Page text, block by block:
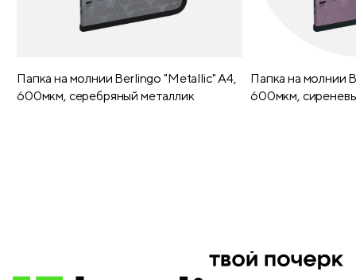
Папка на молнии Berlingo "Metallic" А4,
600мкм, серебряный металлик
Папка на молнии
600мкм,